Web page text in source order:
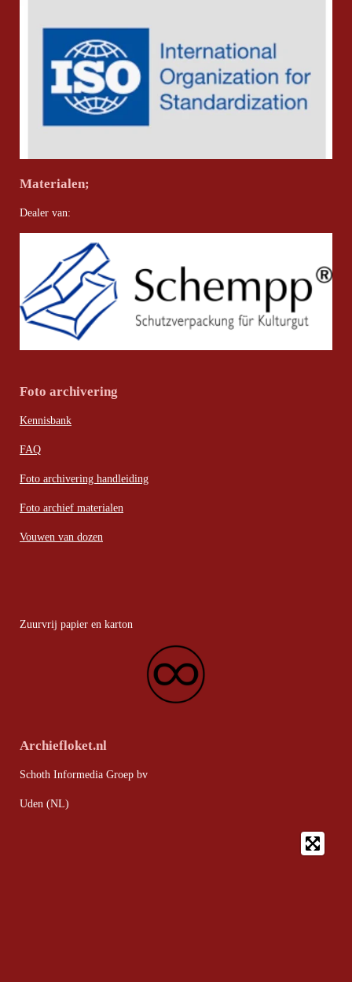
Materialen;
Dealer van:
Foto archivering
Kennisbank
FAQ
Foto archivering handleiding
Foto archief materialen
Vouwen van dozen
Zuurvrij papier en karton
Archiefloket.nl
Schoth Informedia Groep bv
Uden (NL)